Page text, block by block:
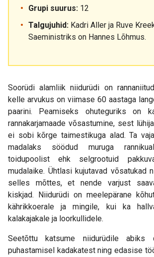
Grupi suurus: 12
Talgujuhid: Kadri Aller ja Ruve
Saeministriks on Hannes Lõhmus.
Soorüdi alamliik niidurüdi on
kelle arvukus on viimase 60 aastaga
paarini. Peamiseks ohuteguriks on
rannakarjamaade võsastumine, sest
ei sobi kõrge taimestikuga alad. Ta
madalaks söödud muruga
toidupoolist ehk selgrootuid
mudalaike. Ühtlasi kujutavad võsatukad
selles mõttes, et nende varjust
kiskjad. Niidurüdi on meelepärane
kährikkoerale ja mingile, kui ka
kalakajakale ja loorkullidele.
Seetõttu katsume niidurüdile abiks
puhastamisel kadakatest ning edasise